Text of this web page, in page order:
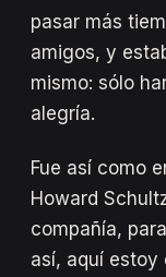
pasar más
amigos, y
mismo: sólo
alegría.
Fue así como
Howard
compañía,
así, aquí estoy